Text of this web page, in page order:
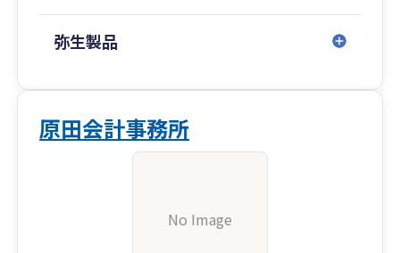
弥生製品
原田会計事務所
No Image